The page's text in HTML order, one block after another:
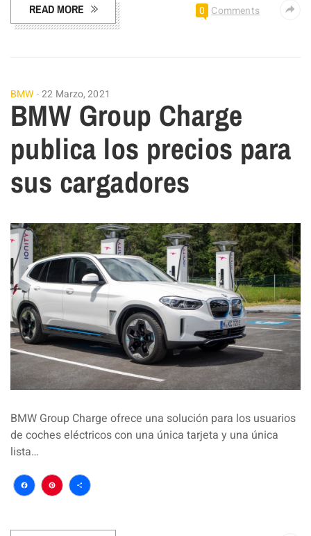
READ MORE 0 Comments
BMW 22 Marzo, 2021
BMW Group Charge
publica los precios para
sus cargadores
BMW Group Charge ofrece una solución para los usuarios
de coches eléctricos con una única tarjeta y una única
lista…
Facebook
Pinterest
Compartir